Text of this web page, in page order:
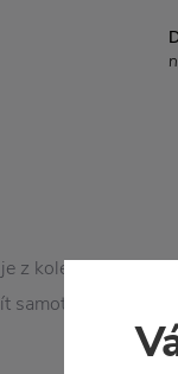
z kolekce
ale ještě